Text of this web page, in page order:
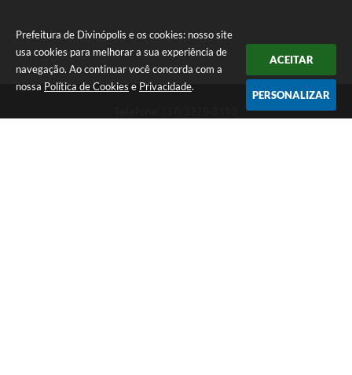
Prefeitura de Divinópolis e os cookies: nosso site
usa cookies para melhorar a sua experiência de
navegação. Ao continuar você concorda com a
nossa Política de Cookies e Privacidade.
ACEITAR
PERSONALIZAR